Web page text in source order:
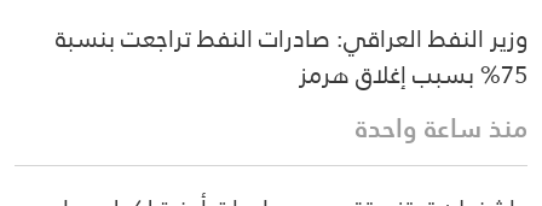
وزير النفط العراقي: صادرات النفط تراجعت بنسبة
75% بسبب إغلاق هرمز
منذ ساعة واحدة